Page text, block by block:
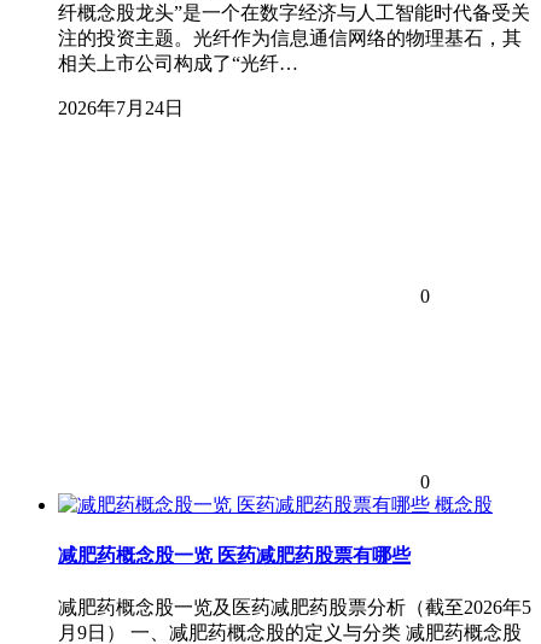
纤概念股龙头”是一个在数字经济与人工智能时代备受关
注的投资主题。光纤作为信息通信网络的物理基石，其
相关上市公司构成了“光纤…
2026年7月24日
0
0
概念股
减肥药概念股一览 医药减肥药股票有哪些
减肥药概念股一览及医药减肥药股票分析（截至2026年5
月9日） 一、减肥药概念股的定义与分类 减肥药概念股